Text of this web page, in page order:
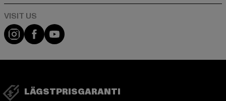
Visit our Instagram page:
Visit our Facebook page:
Visit our YouTube channel:
LÄGSTPRISGARANTI